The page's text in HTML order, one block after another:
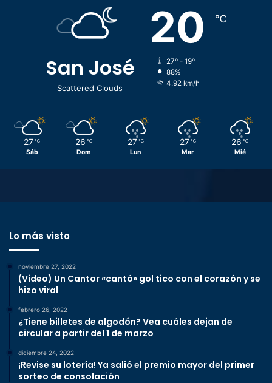
San José
Scattered Clouds
20 ℃
27º - 19º
88%
4.92 km/h
27 ℃
Sáb
26 ℃
Dom
27 ℃
Lun
27 ℃
Mar
26 ℃
Mié
Lo más visto
noviembre 27, 2022
(Video) Un Cantor «cantó» gol tico con el corazón y se
hizo viral
febrero 26, 2022
¿Tiene billetes de algodón? Vea cuáles dejan de
circular a partir del 1 de marzo
diciembre 24, 2022
¡Revise su lotería! Ya salió el premio mayor del primer
sorteo de consolación